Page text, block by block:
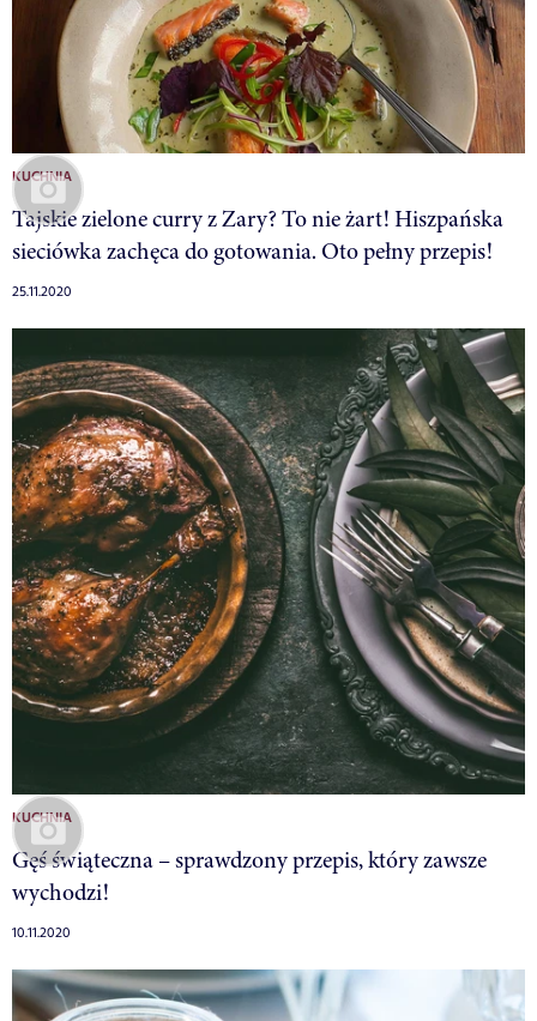
KUCHNIA
Tajskie zielone curry z Zary? To nie żart! Hiszpańska
sieciówka zachęca do gotowania. Oto pełny przepis!
25.11.2020
KUCHNIA
Gęś świąteczna – sprawdzony przepis, który zawsze
wychodzi!
10.11.2020